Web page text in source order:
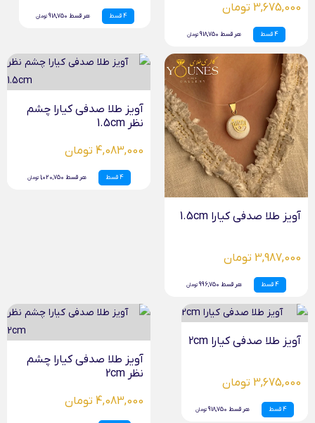
3,675,000 تومان
4 قسط هر قسط 918,750 تومان
4 قسط هر قسط 918,750 تومان
آویز طلا صدفی کیارا 1.5cm
3,987,000 تومان
4 قسط هر قسط 996,750 تومان
آویز طلا صدفی کیارا چشم
نظر 1.5cm
4,083,000 تومان
4 قسط هر قسط 1,020,750 تومان
آویز طلا صدفی کیارا 2cm
3,675,000 تومان
4 قسط هر قسط 918,750 تومان
آویز طلا صدفی کیارا چشم
نظر 2cm
4,083,000 تومان